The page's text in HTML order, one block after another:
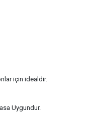
için idealdir.
Uygundur.